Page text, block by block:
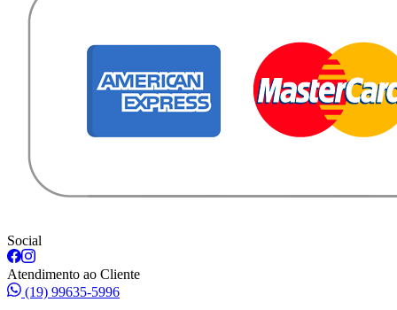
Social
Atendimento ao Cliente
(19) 99635-5996